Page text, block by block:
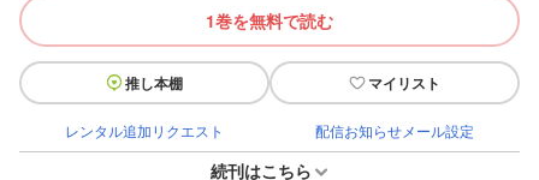
1巻を無料で読む
推し本棚 マイリスト
レンタル追加リクエスト 配信お知らせメール設定
続刊はこちら